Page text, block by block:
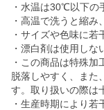
・水温は30℃以下の
・高温で洗うと縮み
・サイズや色味に若
・漂白剤は使用しな
・この商品は特殊
脱落しやすく、また
す。取り扱いの際は
・生産時期により